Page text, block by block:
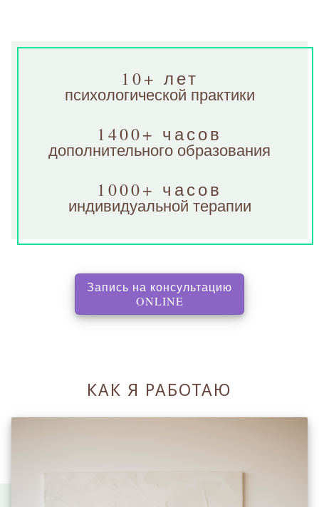
10+ лет
психологической практики
1400+ часов
дополнительного образования
1000+ часов
индивидуальной терапии
Запись на консультацию
ONLINE, перенаправляет на
КАК Я РАБОТАЮ